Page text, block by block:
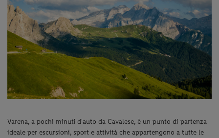
Varena, a pochi minuti d'auto da Cavalese, è un punto di partenza
ideale per escursioni, sport e attività che appartengono a tutte le